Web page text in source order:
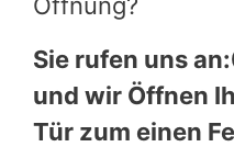
Sie rufen uns
und wir Öffnen
Tür zum einen